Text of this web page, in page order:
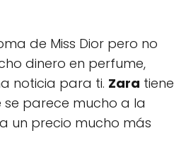
de Miss Dior pero no
dinero en perfume,
noticia para ti. Zara tiene
parece mucho a la
un precio mucho más